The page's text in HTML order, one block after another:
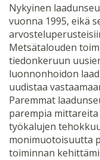
Nykyinen
vuonna 1995, eikä
Metsätalouden
tiedonkeruun
luonnonhoidon
uudistaa
Paremmat
parempia
työkalujen
monimuotoisuutta
toiminnan